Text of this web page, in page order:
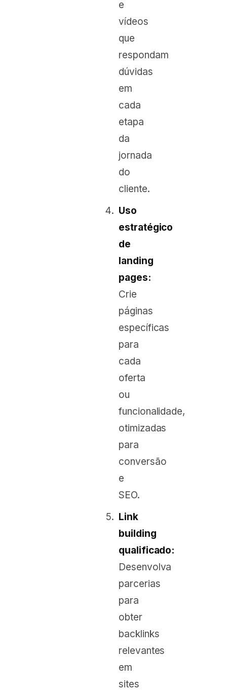
e
vídeos
que
respondam
dúvidas
em
cada
etapa
da
jornada
do
cliente.
Uso
estratégico
de
landing
pages:
Crie
páginas
específicas
para
cada
oferta
ou
funcionalidade,
otimizadas
para
conversão
e
SEO.
Link
building
qualificado:
Desenvolva
parcerias
para
obter
backlinks
relevantes
em
sites